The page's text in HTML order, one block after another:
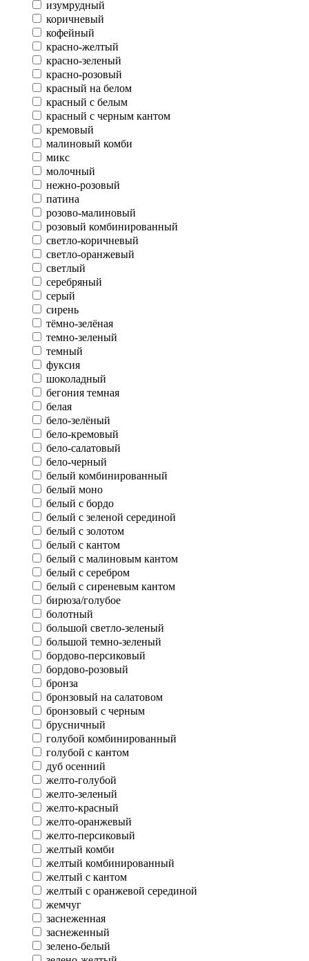
изумрудный
коричневый
кофейный
красно-желтый
красно-зеленый
красно-розовый
красный на белом
красный с белым
красный с черным кантом
кремовый
малиновый комби
микс
молочный
нежно-розовый
патина
розово-малиновый
розовый комбинированный
светло-коричневый
светло-оранжевый
светлый
серебряный
серый
сирень
тёмно-зелёная
темно-зеленый
темный
фуксия
шоколадный
бегония темная
белая
бело-зелёный
бело-кремовый
бело-салатовый
бело-черный
белый комбинированный
белый моно
белый с бордо
белый с зеленой серединой
белый с золотом
белый с кантом
белый с малиновым кантом
белый с серебром
белый с сиреневым кантом
бирюза/голубое
болотный
большой светло-зеленый
большой темно-зеленый
бордово-персиковый
бордово-розовый
бронза
бронзовый на салатовом
бронзовый с черным
брусничный
голубой комбинированный
голубой с кантом
дуб осенний
желто-голубой
желто-зеленый
желто-красный
желто-оранжевый
желто-персиковый
желтый комби
желтый комбинированный
желтый с кантом
желтый с оранжевой серединой
жемчуг
заснеженная
заснеженный
зелено-белый